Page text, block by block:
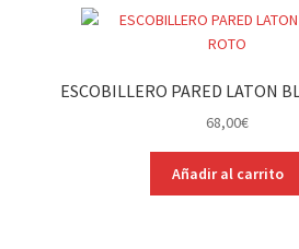
ESCOBILLERO PARED LATON
68,00€
Añadir al carrito